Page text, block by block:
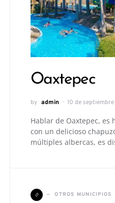
Oaxtepec
by admin 10 de
Hablar de Oaxtepec, es
con un delicioso
múltiples albercas, es
O OTROS MUNICIPIOS